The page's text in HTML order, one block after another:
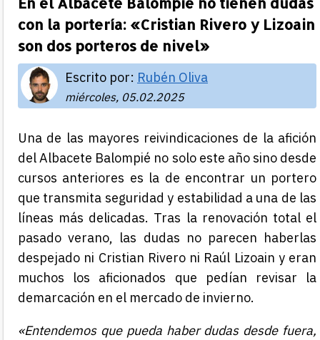
con la portería: «Cristian Rivero y Lizoain
son dos porteros de nivel»
Escrito por: Rubén Oliva
miércoles, 05.02.2025
Una de las mayores reivindicaciones de la afición
del Albacete Balompié no solo este año sino desde
cursos anteriores es la de encontrar un portero
que transmita seguridad y estabilidad a una de las
líneas más delicadas. Tras la renovación total el
pasado verano, las dudas no parecen haberlas
despejado ni Cristian Rivero ni Raúl Lizoain y eran
muchos los aficionados que pedían revisar la
demarcación en el mercado de invierno.
«Entendemos que pueda haber dudas desde fuera,